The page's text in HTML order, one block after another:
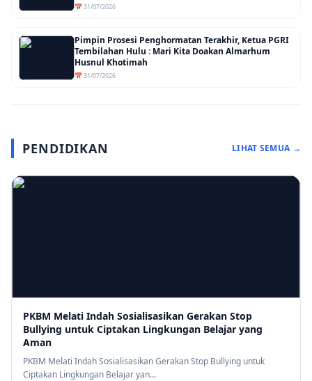
📅 31/07/2026
Pimpin Prosesi Penghormatan Terakhir, Ketua PGRI
Tembilahan Hulu : Mari Kita Doakan Almarhum
Husnul Khotimah
📅 31/07/2026
PENDIDIKAN LIHAT SEMUA →
PKBM Melati Indah Sosialisasikan Gerakan Stop
Bullying untuk Ciptakan Lingkungan Belajar yang
Aman
PKBM Melati Indah Sosialisasikan Gerakan Stop Bullying untuk
Ciptakan Lingkungan Belajar yan...